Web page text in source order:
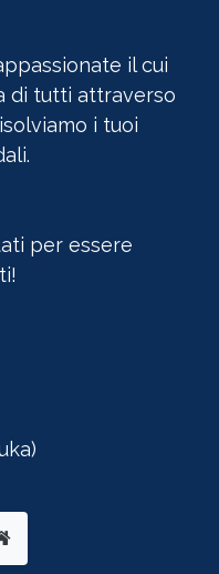
il cui
di tutti attraverso
i tuoi
per essere